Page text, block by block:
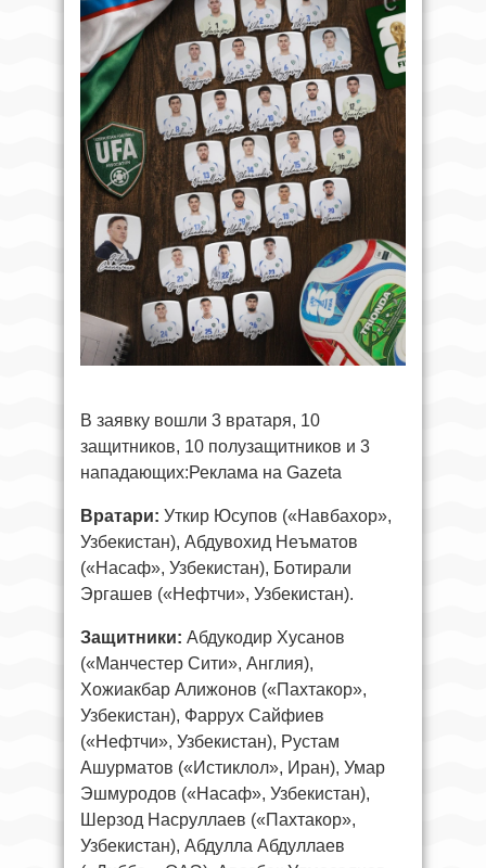
В заявку вошли 3 вратаря, 10
защитников, 10 полузащитников и 3
нападающих:Реклама на Gazeta
Вратари: Уткир Юсупов («Навбахор»,
Узбекистан), Абдувохид Неъматов
(«Насаф», Узбекистан), Ботирали
Эргашев («Нефтчи», Узбекистан).
Защитники: Абдукодир Хусанов
(«Манчестер Сити», Англия),
Хожиакбар Алижонов («Пахтакор»,
Узбекистан), Фаррух Сайфиев
(«Нефтчи», Узбекистан), Рустам
Ашурматов («Истиклол», Иран), Умар
Эшмуродов («Насаф», Узбекистан),
Шерзод Насруллаев («Пахтакор»,
Узбекистан), Абдулла Абдуллаев